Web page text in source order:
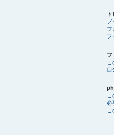
ブ
フ
フ
フ
こ
自
こ
必
こ